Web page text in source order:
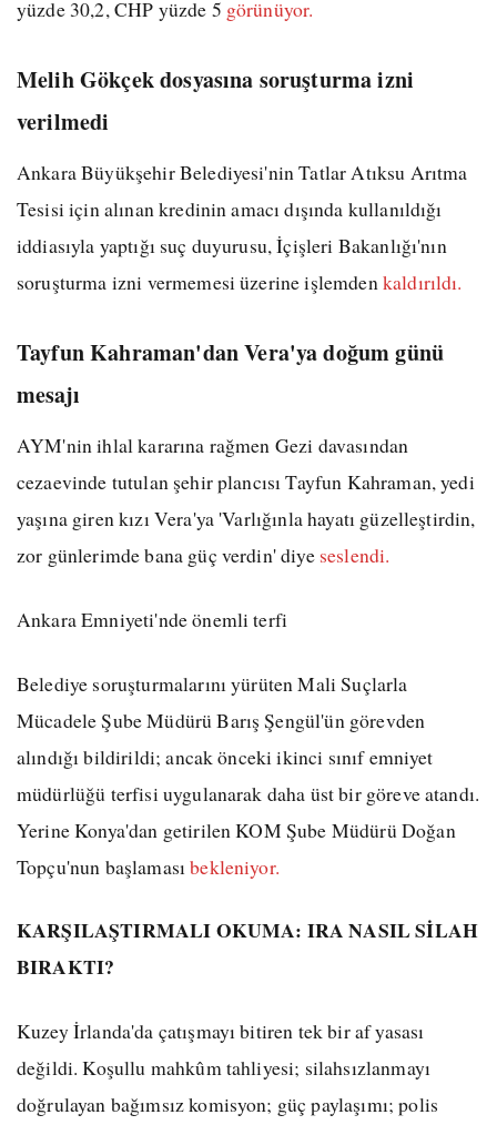
yüzde 30,2, CHP yüzde 5 görünüyor.
Melih Gökçek dosyasına soruşturma izni
verilmedi
Ankara Büyükşehir Belediyesi'nin Tatlar Atıksu Arıtma
Tesisi için alınan kredinin amacı dışında kullanıldığı
iddiasıyla yaptığı suç duyurusu, İçişleri Bakanlığı'nın
soruşturma izni vermemesi üzerine işlemdenkaldırıldı.
Tayfun Kahraman'dan Vera'ya doğum günü
mesajı
AYM'nin ihlal kararına rağmen Gezi davasından
cezaevinde tutulan şehir plancısı Tayfun Kahraman, yedi
yaşına giren kızı Vera'ya 'Varlığınla hayatı güzelleştirdin,
zor günlerimde bana güç verdin' diye seslendi.
Ankara Emniyeti'nde önemli terfi
Belediye soruşturmalarını yürüten Mali Suçlarla
Mücadele Şube Müdürü Barış Şengül'ün görevden
alındığı bildirildi; ancak önceki ikinci sınıf emniyet
müdürlüğü terfisi uygulanarak daha üst bir göreve atandı.
Yerine Konya'dan getirilen KOM Şube Müdürü Doğan
Topçu'nun başlamasıbekleniyor.
KARŞILAŞTIRMALI OKUMA: IRA NASIL SİLAH
BIRAKTI?
Kuzey İrlanda'da çatışmayı bitiren tek bir af yasası
değildi. Koşullu mahkûm tahliyesi; silahsızlanmayı
doğrulayan bağımsız komisyon; güç paylaşımı; polis